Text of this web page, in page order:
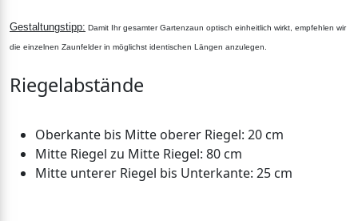
Gestaltungstipp: Damit Ihr gesamter Gartenzaun optisch einheitlich wirkt, empfehlen wir
die einzelnen Zaunfelder in möglichst identischen Längen anzulegen.
Riegelabstände
Oberkante bis Mitte oberer Riegel: 20 cm
Mitte Riegel zu Mitte Riegel: 80 cm
Mitte unterer Riegel bis Unterkante: 25 cm